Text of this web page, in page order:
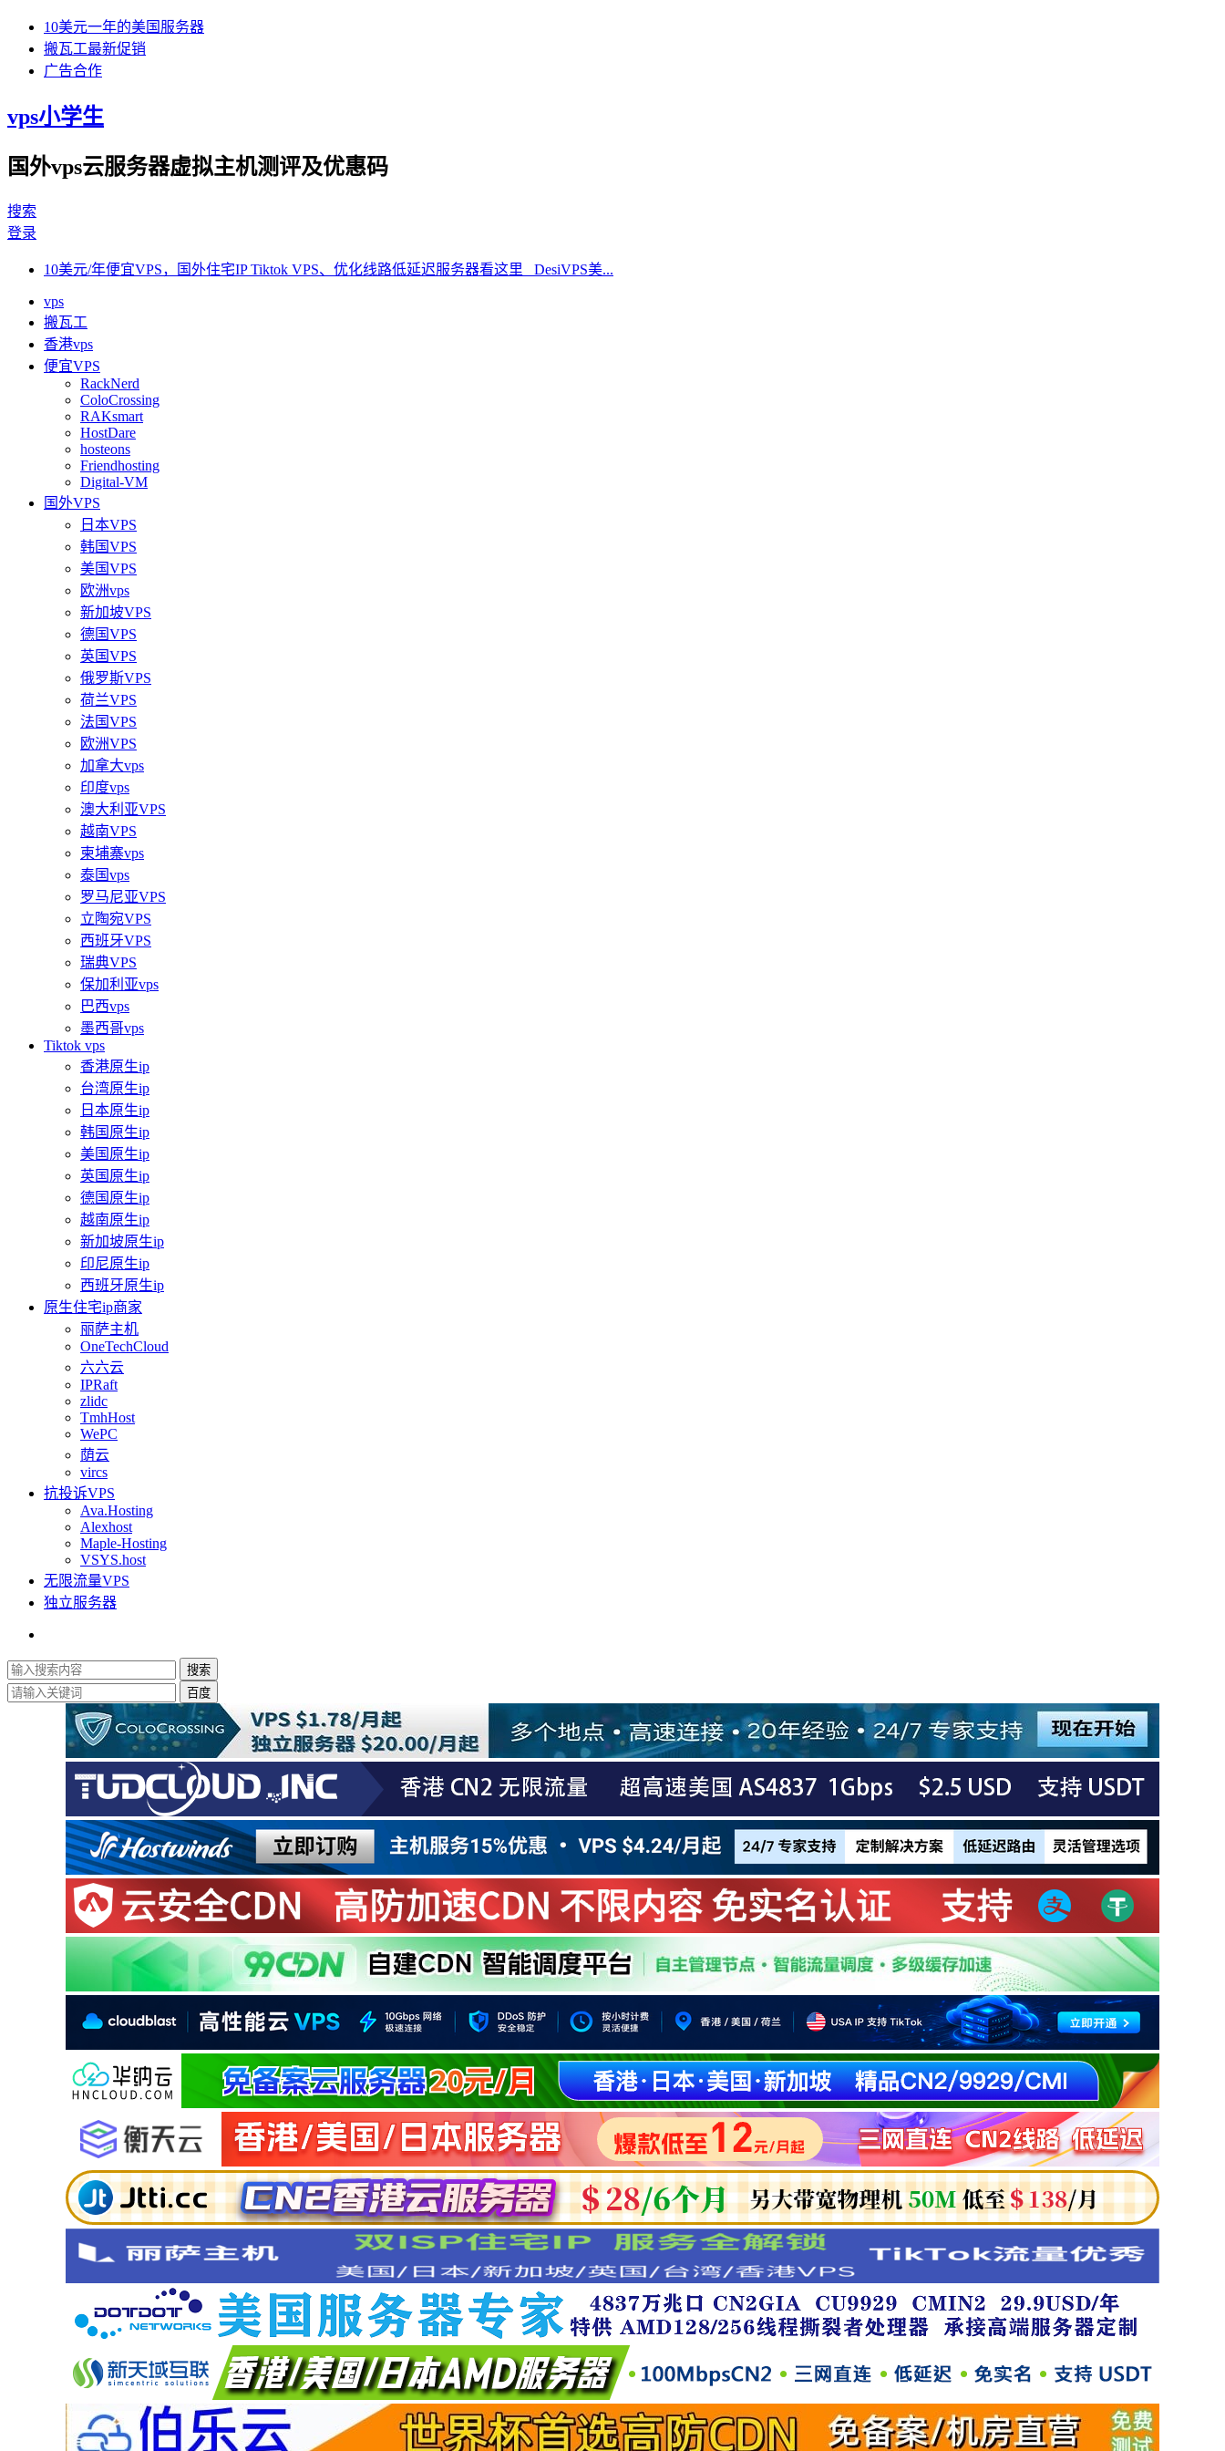
10美元一年的美国服务器
搬瓦工最新促销
广告合作
vps小学生
国外vps云服务器虚拟主机测评及优惠码
搜索
登录
10美元/年便宜VPS，国外住宅IP Tiktok VPS、优化线路低延迟服务器看这里 DesiVPS美...
vps
搬瓦工
香港vps
便宜VPS
RackNerd
ColoCrossing
RAKsmart
HostDare
hosteons
Friendhosting
Digital-VM
国外VPS
日本VPS
韩国VPS
美国VPS
欧洲vps
新加坡VPS
德国VPS
英国VPS
俄罗斯VPS
荷兰VPS
法国VPS
欧洲VPS
加拿大vps
印度vps
澳大利亚VPS
越南VPS
柬埔寨vps
泰国vps
罗马尼亚VPS
立陶宛VPS
西班牙VPS
瑞典VPS
保加利亚vps
巴西vps
墨西哥vps
Tiktok vps
香港原生ip
台湾原生ip
日本原生ip
韩国原生ip
美国原生ip
英国原生ip
德国原生ip
越南原生ip
新加坡原生ip
印尼原生ip
西班牙原生ip
原生住宅ip商家
丽萨主机
OneTechCloud
六六云
IPRaft
zlidc
TmhHost
WePC
荫云
vircs
抗投诉VPS
Ava.Hosting
Alexhost
Maple-Hosting
VSYS.host
无限流量VPS
独立服务器